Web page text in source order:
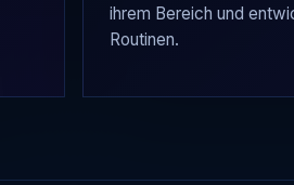
ihrem Bereich und
Routinen.